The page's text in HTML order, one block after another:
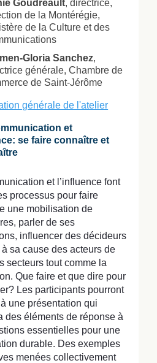
Goudreault, directrice,
de la Montérégie,
de la Culture et des
Gloria Sanchez,
générale, Chambre de
de Saint-Jérôme
générale de l'atelier
et
se faire connaître et
et l’influence font
processus pour faire
une mobilisation de
parler de ses
influencer des décideurs
sa cause des acteurs de
secteurs tout comme la
Que faire et que dire pour
Les participants pourront
une présentation qui
des éléments de réponse à
essentielles pour une
durable. Des exemples
menées collectivement